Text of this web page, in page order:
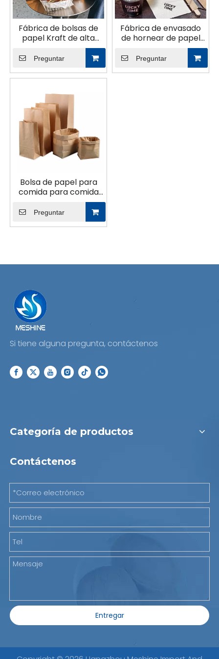
Fábrica de bolsas de
papel Kraft de alta
Preguntar
Fábrica de envasado
de hornear de papel
Preguntar
Bolsa de papel para
comida para comida
Preguntar
Si tiene alguna pregunta, contáctenos
Categoría de productos
Contáctenos
Entregar